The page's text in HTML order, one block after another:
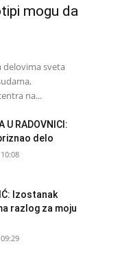
mogu da
delovima sveta
na...
U RADOVNICI:
delo
Izostanak
razlog za moju